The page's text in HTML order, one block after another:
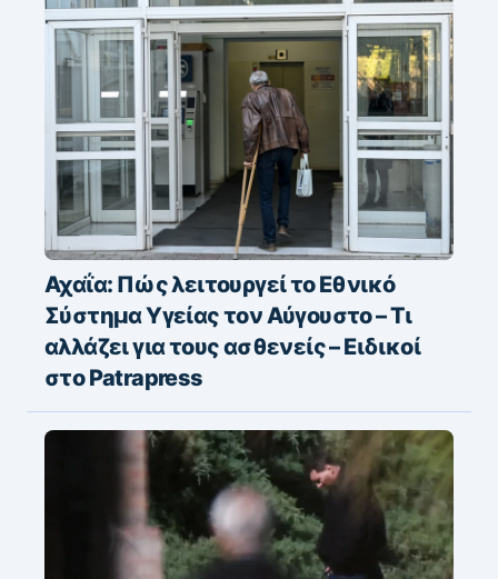
Αχαΐα: Πώς λειτουργεί το Εθνικό
Σύστημα Υγείας τον Αύγουστο – Τι
αλλάζει για τους ασθενείς – Eιδικοί
στο Patrapress